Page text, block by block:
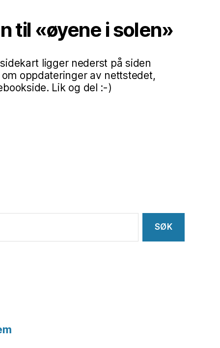
til «øyene i solen»
ligger nederst på siden
oppdateringer av nettstedet,
Lik og del :-)